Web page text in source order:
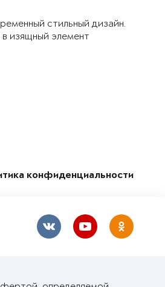
стильный дизайн.
изящный элемент
конфиденциальности